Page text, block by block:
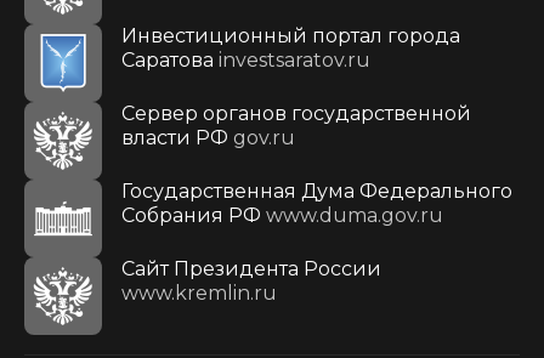
Инвестиционный портал города
Саратова investsaratov.ru
Сервер органов государственной
власти РФ gov.ru
Государственная Дума Федерального
Собрания РФ www.duma.gov.ru
Cайт Президента России
www.kremlin.ru